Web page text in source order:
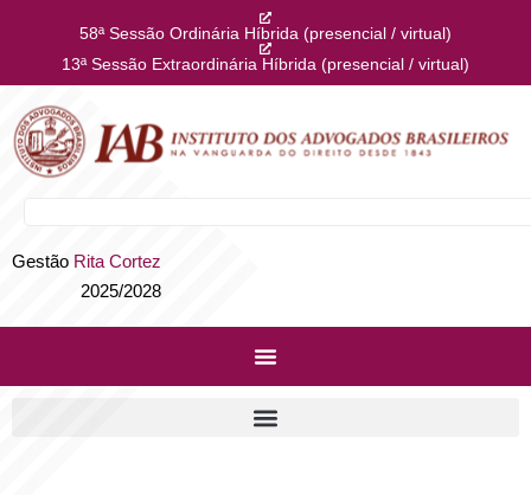
58ª Sessão Ordinária Híbrida (presencial / virtual)
13ª Sessão Extraordinária Híbrida (presencial / virtual)
Gestão Rita Cortez
2025/2028